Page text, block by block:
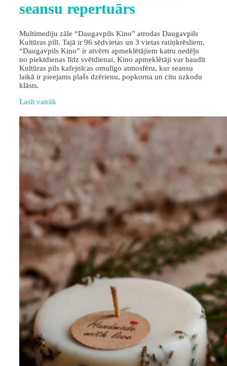
seansu repertuārs
Multimediju zāle “Daugavpils Kino” atrodas Daugavpils
Kultūras pilī. Tajā ir 96 sēdvietas un 3 vietas ratiņkrēsliem.
“Daugavpils Kino” ir atvērts apmeklētājiem katru nedēļu
no piektdienas līdz svētdienai. Kino apmeklētāji var baudīt
Kultūras pils kafejnīcas omulīgo atmosfēru, kur seansu
laikā ir pieejams plašs dzērienu, popkorna un citu uzkodu
klāsts.
Lasīt vairāk